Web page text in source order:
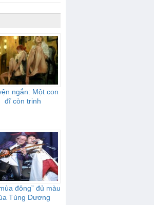
ngắn: Một con
đĩ còn trinh
đông” đủ màu
Tùng Dương